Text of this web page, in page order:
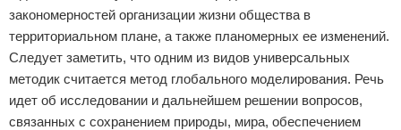
закономерностей организации жизни общества в
территориальном плане, а также планомерных ее изменений.
Следует заметить, что одним из видов универсальных
методик считается метод глобального моделирования. Речь
идет об исследовании и дальнейшем решении вопросов,
связанных с сохранением природы, мира, обеспечением